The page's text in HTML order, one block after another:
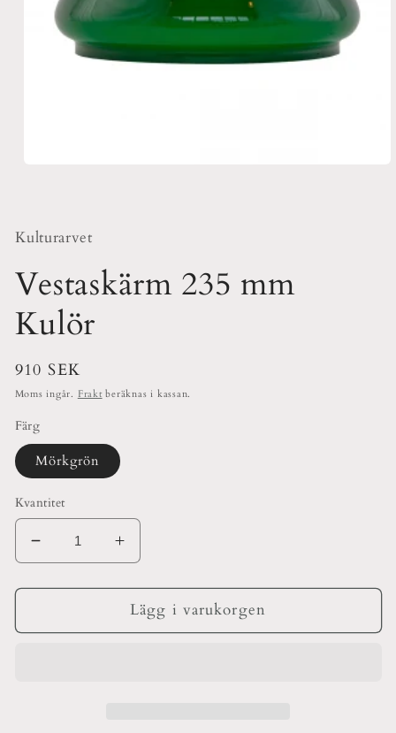
Kulturarvet
Vestaskärm 235 mm
Kulör
Ordinarie
pris
910 SEK
Moms ingår. Fraktberäknas i kassan.
Färg
Mörkgrön
Kvantitet
Minska
kvantitet
för
235
Öka
kvantitet
för
Vestaskärm
235
Lägg i varukorgen